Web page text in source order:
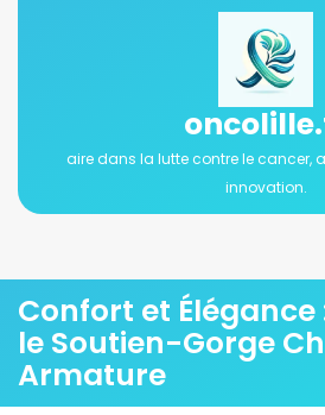
aire dans la lutte contre le cancer,
innovation.
Confort et Élégance
le Soutien-Gorge
Armature